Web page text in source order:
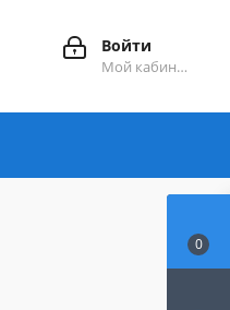
Войти
Мой кабинет
0